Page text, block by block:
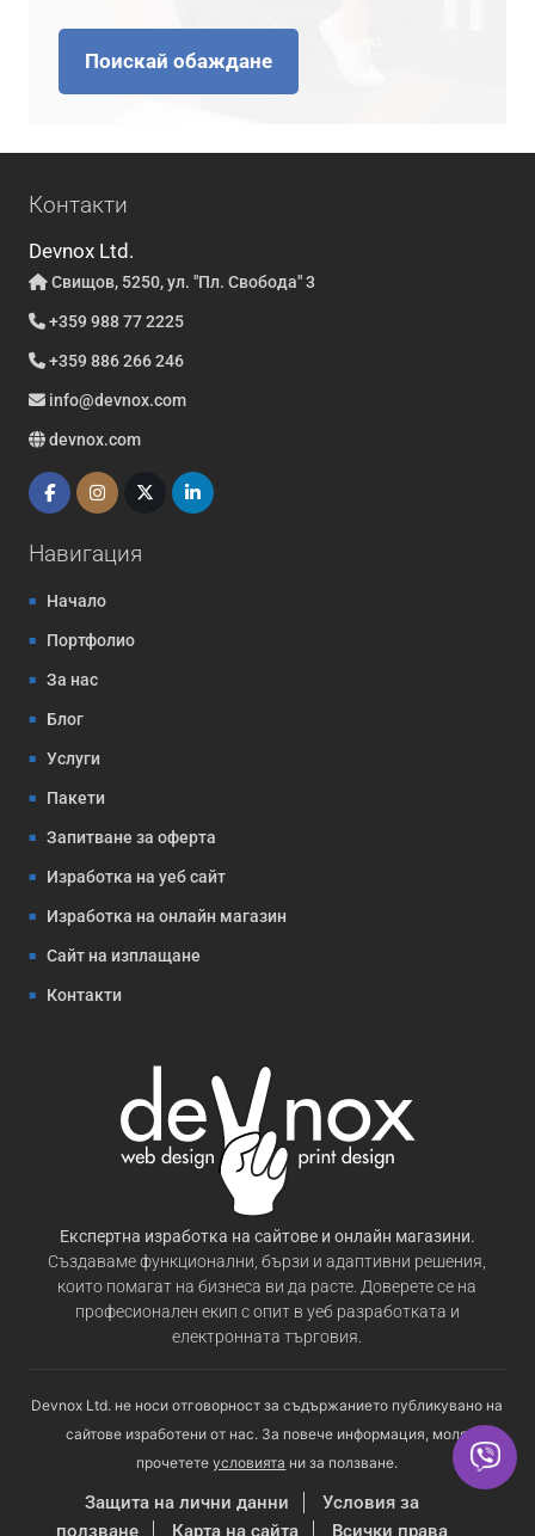
Поискай обаждане
Контакти
Devnox Ltd.
Свищов, 5250, ул. "Пл. Свобода" 3
+359 988 77 2225
+359 886 266 246
info@devnox.com
devnox.com
Навигация
Начало
Портфолио
За нас
Блог
Услуги
Пакети
Запитване за оферта
Изработка на уеб сайт
Изработка на онлайн магазин
Сайт на изплащане
Контакти
Експертна изработка на сайтове и онлайн магазини.
Създаваме функционални, бързи и адаптивни решения,
които помагат на бизнеса ви да расте. Доверете се на
професионален екип с опит в уеб разработката и
електронната търговия.
Devnox Ltd. не носи отговорност за съдържанието публикувано на
сайтове изработени от нас. За повече информация, моля
прочететеусловията ни за ползване.
Защита на лични данни
Условия за
ползване
Карта на сайта Всички права